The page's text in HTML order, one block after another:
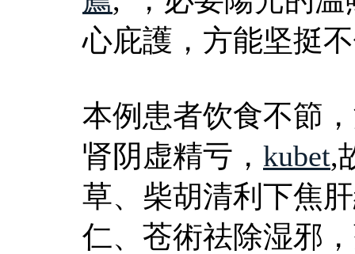
心庇護，方能坚挺
本例患者饮食不節
肾阴虚精亏， kubet,
草、柴胡清利下焦
仁、苍術祛除湿邪